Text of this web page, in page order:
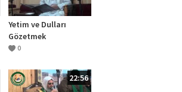
Yetim ve Dulları
Gözetmek
0
22:56